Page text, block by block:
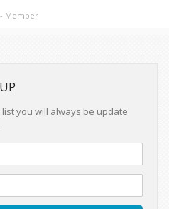
- Member
you will always be update